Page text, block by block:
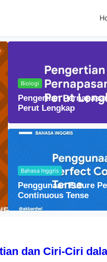
Lensa Cembung
Biologi
Pengertian
Perut Lengkap
Bahasa Inggris
Penggunaan Future
Continuous Tense
dan Ciri-Ciri